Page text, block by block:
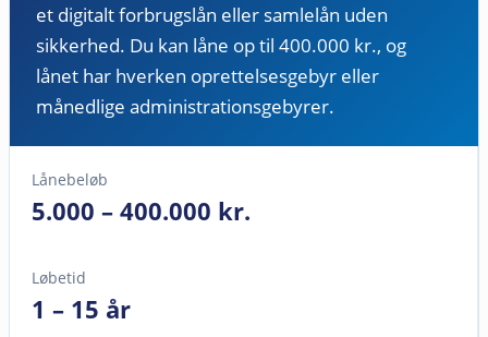
et digitalt forbrugslån eller samlelån uden
sikkerhed. Du kan låne op til 400.000 kr., og
lånet har hverken oprettelsesgebyr eller
månedlige administrationsgebyrer.
Lånebeløb
5.000 – 400.000 kr.
Løbetid
1 – 15 år